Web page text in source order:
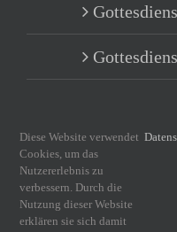
Diese Website verwendet
Cookies, um das
Nutzererlebnis zu
verbessern. Durch die
Nutzung dieser Website
erklären sie sich damit